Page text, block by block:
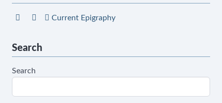
Current Epigraphy
Search
Search